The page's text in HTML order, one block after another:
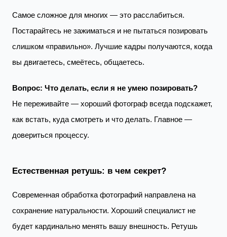
Самое сложное для многих — это расслабиться.
Постарайтесь не зажиматься и не пытаться позировать
слишком «правильно». Лучшие кадры получаются, когда
вы двигаетесь, смеётесь, общаетесь.
Вопрос: Что делать, если я не умею позировать?
Не переживайте — хороший фотограф всегда подскажет,
как встать, куда смотреть и что делать. Главное —
довериться процессу.
Естественная ретушь: в чем секрет?
Современная обработка фотографий направлена на
сохранение натуральности. Хороший специалист не
будет кардинально менять вашу внешность. Ретушь